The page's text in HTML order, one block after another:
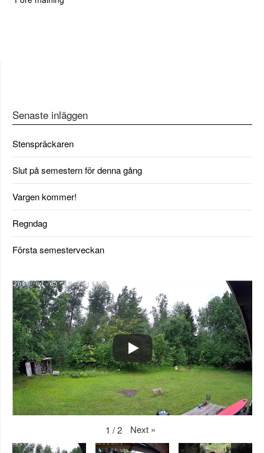
Senaste inläggen
Stenspräckaren
Slut på semestern för denna gång
Vargen kommer!
Regndag
Första semesterveckan
1 /2 Next »